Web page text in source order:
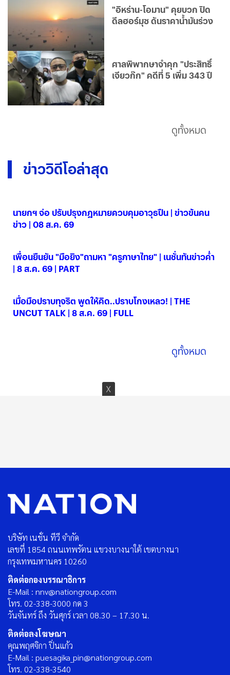
"อิหร่าน-โอมาน" คุยบวก ปิด
ดีลฮอร์มุซ ดันราคาน้ำมันร่วง
ศาลพิพากษาจำคุก "ประสิทธิ์
เจียวก๊ก" คดีที่ 5 เพิ่ม 343 ปี
ดูทั้งหมด
ข่าววิดีโอล่าสุด
นายกฯ จ่อ ปรับปรุงกฎหมายควบคุมอาวุธปืน | ข่าวข้นคน
ข่าว | 08 ส.ค. 69
เพื่อนยืนยัน "มือยิง"ถามหา "ครูภาษาไทย" | เนชั่นทันข่าวค่ำ
| 8 ส.ค. 69 | PART
เมื่อมือปราบทุจริต พูดให้คิด..ปราบโกงเหลว! | THE
UNCUT TALK | 8 ส.ค. 69 | FULL
ดูทั้งหมด
บริษัท เนชั่น ทีวี จำกัด
เลขที่ 1854 ถนนเทพรัตน แขวงบางนาใต้ เขตบางนา
กรุงเทพมหานคร 10260
ติดต่อกองบรรณาธิการ
E-Mail : nnv@nationgroup.com
โทร. 02-338-3000 กด 3
วันจันทร์ ถึง วันศุกร์ เวลา 08.30 – 17.30 น.
ติดต่อลงโฆษณา
คุณพฤศจิกา ปิ่นแก้ว
E-Mail : puesagika_pin@nationgroup.com
โทร. 02-338-3540